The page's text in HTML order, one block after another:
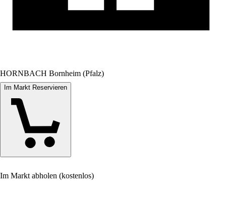
HORNBACH Bornheim (Pfalz)
Im Markt Reservieren
Im Markt abholen (kostenlos)